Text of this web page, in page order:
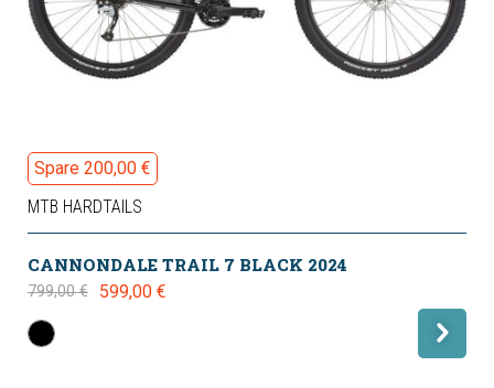
Spare 200,00 €
MTB HARDTAILS
CANNONDALE TRAIL 7 BLACK 2024
799,00 € 599,00 €